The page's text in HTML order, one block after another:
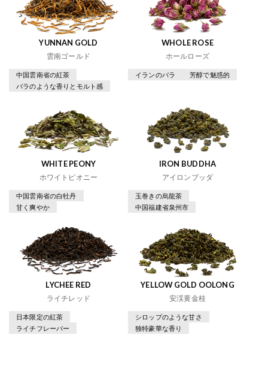
YUNNAN GOLD
雲南ゴールド
中国雲南省の紅茶
バラのような香りとモルト感
WHOLE ROSE
ホールローズ
イランのバラ 芳醇で魅惑的
WHITE PEONY
ホワイトピオニー
中国雲南省の白牡丹
甘く爽やか
IRON BUDDHA
アイロンブッダ
玉巻きの烏龍茶
中国福建省泉州市
LYCHEE RED
ライチレッド
日本限定の紅茶
ライチフレーバー
YELLOW GOLD OOLONG
安渓黄金桂
シロップのような甘さ
独特豪華な香り